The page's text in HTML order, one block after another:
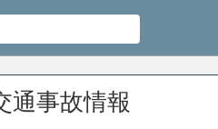
通事故情報